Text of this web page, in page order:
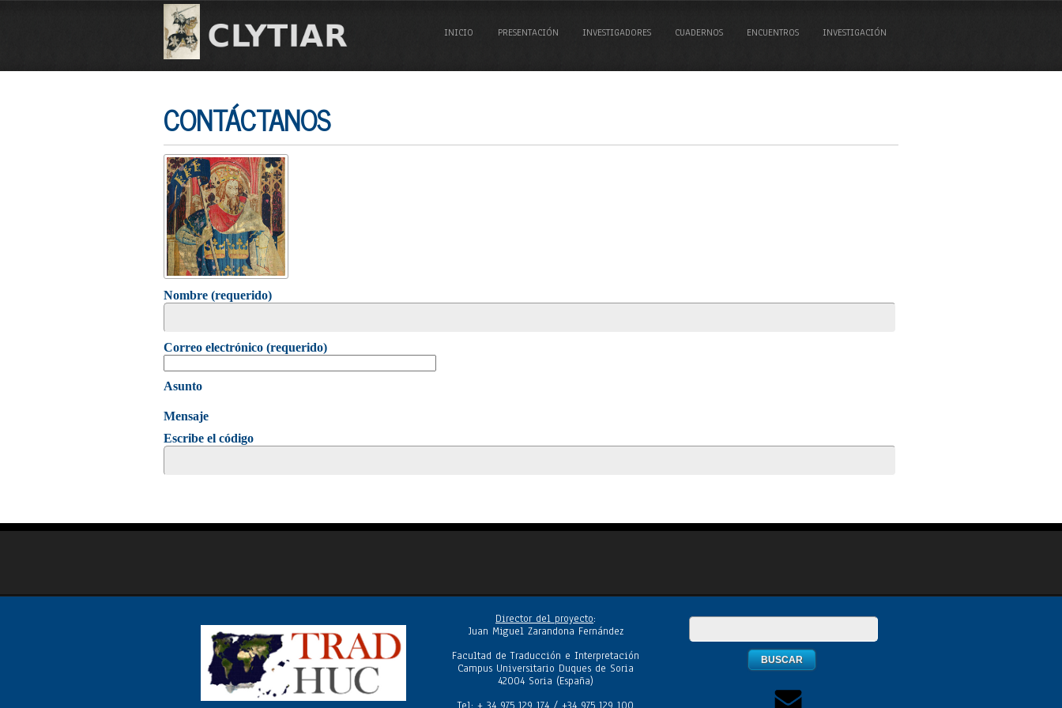
INICIO PRESENTACIÓN INVESTIGADORES CUADERNOS ENCUENTROS INVESTIGACIÓN
CONTÁCTANOS
Nombre (requerido)
Correo electrónico (requerido)
Asunto
Mensaje
Escribe el código
Director del proyecto:
Juan Miguel Zarandona Fernández
Facultad de Traducción e Interpretación
Campus Universitario Duques de Soria
42004 Soria (España)